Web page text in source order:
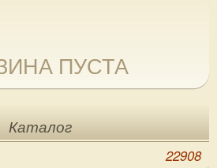
ПУСТА
Каталог
22908